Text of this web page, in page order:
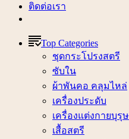
ติดต่อเรา
Top Categories
ชุดกระโปรงสตรี
ซับใน
ผ้าพันคอ คลุมไหล่
เครื่องประดับ
เครื่องแต่งกายบุรุษ
เสื้อสตรี